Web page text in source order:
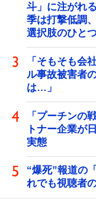
斗」に注がれ
季は打撃低調
選択肢のひとつ
「そもそも
ル事故被害者
は…」
「プーチンの
トナー企業が
実態
“爆死”報道の
れでも視聴者